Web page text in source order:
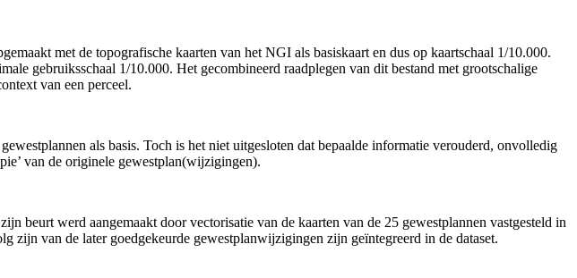
met de topografische kaarten van het NGI als basiskaart en dus op kaartschaal 1/10.000.
gebruiksschaal 1/10.000. Het gecombineerd raadplegen van dit bestand met grootschalige
van een perceel.
als basis. Toch is het niet uitgesloten dat bepaalde informatie verouderd, onvolledig
van de originele gewestplan(wijzigingen).
beurt werd aangemaakt door vectorisatie van de kaarten van de 25 gewestplannen vastgesteld in
zijn van de later goedgekeurde gewestplanwijzigingen zijn geïntegreerd in de dataset.